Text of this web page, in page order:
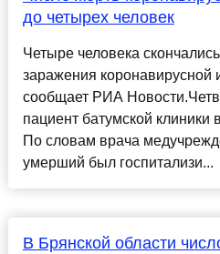
до четырех человек
Четыре человека
заражения коронавирусной
сообщает РИА
пациент батумской клиники
По словам врача
умерший был госпитализи...
В Брянской области